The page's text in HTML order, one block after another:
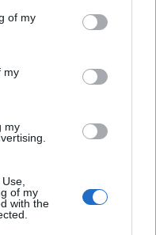
"Privacidad" en la
one or more Google
including but
You may click to
in below Google
of my
my
my
of my
with the